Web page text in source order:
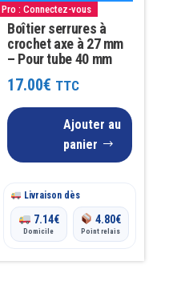
Pro : Connectez-vous
Boîtier serrures à
crochet axe à 27 mm
– Pour tube 40 mm
17.00€ TTC
Ajouter au
panier
Livraison dès
7.14€
Domicile
4.80€
Point relais